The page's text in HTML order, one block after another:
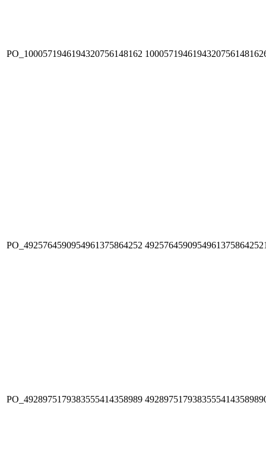
PO_1000571946194320756148162
PO_4925764590954961375864252
PO_4928975179383555414358989